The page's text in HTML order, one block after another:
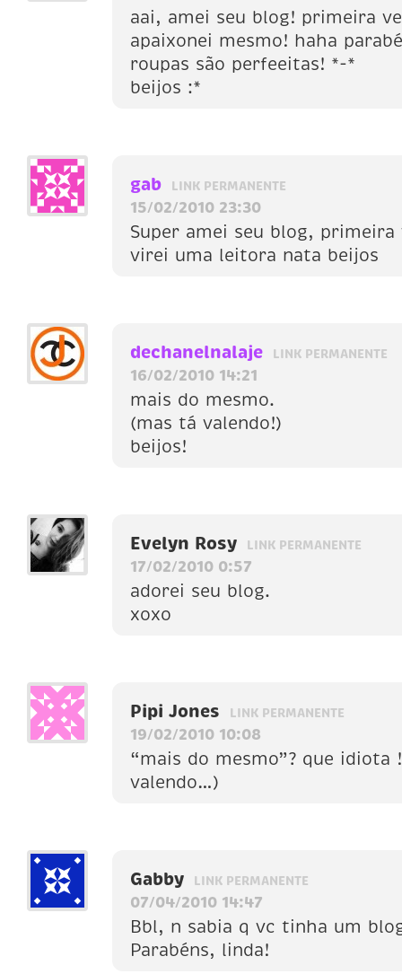
aai, amei seu blog! primeira
apaixonei mesmo! haha
roupas são perfeeitas! *-*
beijos :*
gab LINK PERMANENTE
15/02/2010 23:30
Super amei seu blog, primeira
virei uma leitora nata beijos
dechanelnalaje LINK PERMANENTE
16/02/2010 14:21
mais do mesmo.
(mas tá valendo!)
beijos!
Evelyn Rosy LINK PERMANENTE
17/02/2010 0:57
adorei seu blog.
xoxo
Pipi Jones LINK PERMANENTE
19/02/2010 10:08
“mais do mesmo”? que idiota
valendo…)
Gabby LINK PERMANENTE
07/04/2010 14:47
Bbl, n sabia q vc tinha um
Parabéns, linda!